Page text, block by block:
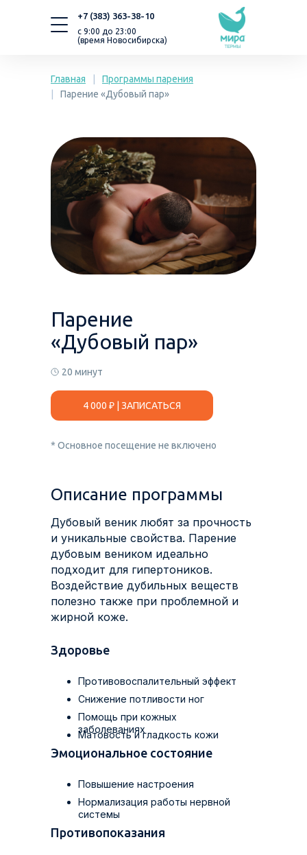
с 9:00 до 23:00
(время Новосибирска)
+7 (383) 363-38-10
Главная
Парение «Дубовый пар»
Программы парения
20 минут
Парение
«Дубовый пар»
4 000 ₽ | ЗАПИСАТЬСЯ
* Основное посещение не включено
Эмоциональное состояние
Повышение настроения
Нормализация работы нервной
системы
Противопоказания
Здоровье
Противовоспалительный эффект
Снижение потливости ног
Помощь при кожных
заболеваниях
Матовость и гладкость кожи
Описание программы
Дубовый веник любят за прочность
и уникальные свойства. Парение
дубовым веником идеально
подходит для гипертоников.
Воздействие дубильных веществ
полезно также при проблемной и
жирной коже.